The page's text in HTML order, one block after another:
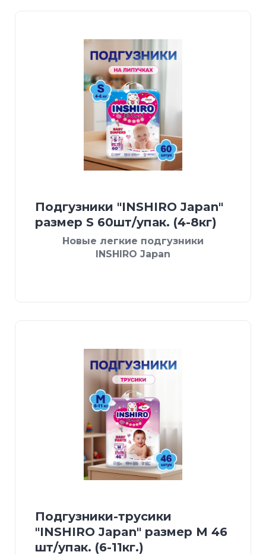
Подгузники "INSHIRO Japan"
размер S 60шт/упак. (4-8кг)
Новые легкие подгузники
INSHIRO Japan
Подгузники-трусики
"INSHIRO Japan" размер М 46
шт/упак. (6-11кг.)